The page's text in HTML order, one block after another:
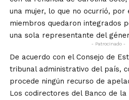
una mujer, lo que no ocurrió, por
miembros quedaron integrados
una sola representante del
- Patrocinado -
De acuerdo con el Consejo de
tribunal administrativo del país,
procede ningún recurso de
Los codirectores del Banco de la